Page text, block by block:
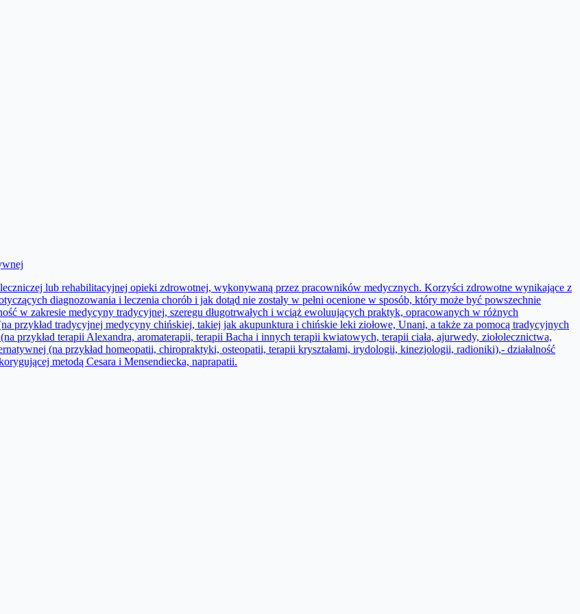
lub rehabilitacyjnej opieki zdrowotnej, wykonywaną przez pracowników medycznych. Korzyści zdrowotne wynikające z
diagnozowania i leczenia chorób i jak dotąd nie zostały w pełni ocenione w sposób, który może być powszechnie
w zakresie medycyny tradycyjnej, szeregu długotrwałych i wciąż ewoluujących praktyk, opracowanych w różnych
przykład tradycyjnej medycyny chińskiej, takiej jak akupunktura i chińskie leki ziołowe, Unani, a także za pomocą tradycyjnych
przykład terapii Alexandra, aromaterapii, terapii Bacha i innych terapii kwiatowych, terapii ciała, ajurwedy, ziołolecznictwa,
(na przykład homeopatii, chiropraktyki, osteopatii, terapii kryształami, irydologii, kinezjologii, radioniki),- działalność
metodą Cesara i Mensendiecka, naprapatii.